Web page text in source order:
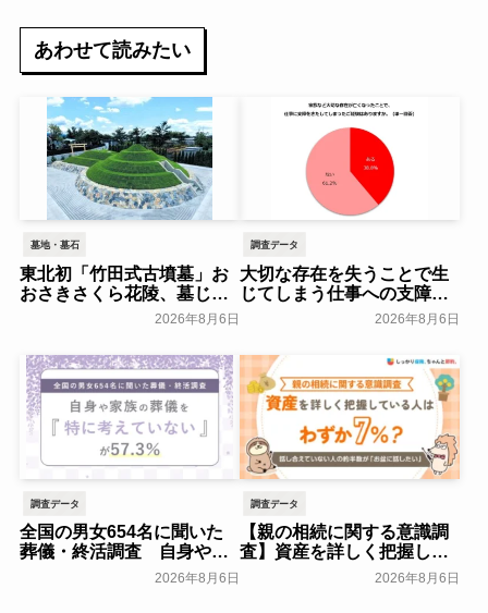
あわせて読みたい
墓地・墓石
東北初「竹田式古墳墓」お
おさきさくら花陵、墓じま
いのご負担を軽減する「墓
開始 ─ 合同永久埋葬（合祀
墓）への改葬がお二人目以
降100,000円（税込）に【株
式会社前方後円墳】～前方
後円墳～
一般公開
2026年8月6日
調査データ
大切な存在を失うことで生
じてしまう仕事への支障
「経験がある」38.8％～ビ
一般公開
2026年8月6日
調査データ
全国の男女654名に聞いた
葬儀・終活調査 自身や家
族の葬儀について「特に考
えていない」が57.3％～
2026年8月6日
調査データ
【親の相続に関する意識調
査】資産を詳しく把握して
いる人はわずか7％？具体的
に話せていない人の約半数
2026年8月6日